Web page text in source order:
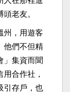
老友。
州，用遊客
他們不但精
」集資而聞
合作社，
引存戶，也